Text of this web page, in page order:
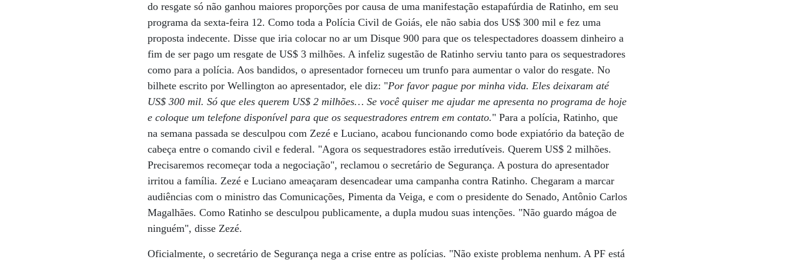
do resgate só não ganhou maiores proporções por causa de uma manifestação estapafúrdia de Ratinho, em seu
programa da sexta-feira 12. Como toda a Polícia Civil de Goiás, ele não sabia dos US$ 300 mil e fez uma
proposta indecente. Disse que iria colocar no ar um Disque 900 para que os telespectadores doassem dinheiro a
fim de ser pago um resgate de US$ 3 milhões. A infeliz sugestão de Ratinho serviu tanto para os sequestradores
como para a polícia. Aos bandidos, o apresentador forneceu um trunfo para aumentar o valor do resgate. No
bilhete escrito por Wellington ao apresentador, ele diz: "Por favor pague por minha vida. Eles deixaram até
US$ 300 mil. Só que eles querem US$ 2 milhões… Se você quiser me ajudar me apresenta no programa de hoje
e coloque um telefone disponível para que os sequestradores entrem em contato." Para a polícia, Ratinho, que
na semana passada se desculpou com Zezé e Luciano, acabou funcionando como bode expiatório da bateção de
cabeça entre o comando civil e federal. "Agora os sequestradores estão irredutíveis. Querem US$ 2 milhões.
Precisaremos recomeçar toda a negociação", reclamou o secretário de Segurança. A postura do apresentador
irritou a família. Zezé e Luciano ameaçaram desencadear uma campanha contra Ratinho. Chegaram a marcar
audiências com o ministro das Comunicações, Pimenta da Veiga, e com o presidente do Senado, Antônio Carlos
Magalhães. Como Ratinho se desculpou publicamente, a dupla mudou suas intenções. "Não guardo mágoa de
ninguém", disse Zezé.
Oficialmente, o secretário de Segurança nega a crise entre as polícias. "Não existe problema nenhum. A PF está